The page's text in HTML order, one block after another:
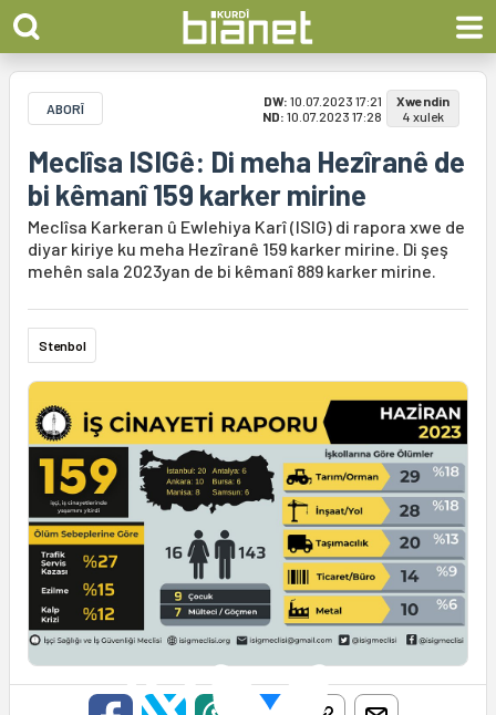
ABORÎ DW: 10.07.2023 17:21
ND: 10.07.2023 17:28
Xwendin
4 xulek
Meclîsa ISIGê: Di meha Hezîranê de
bi kêmanî 159 karker mirine
Meclîsa Karkeran û Ewlehiya Karî (ISIG) di rapora xwe de
diyar kiriye ku meha Hezîranê 159 karker mirine. Di şeş
mehên sala 2023yan de bi kêmanî 889 karker mirine.
Stenbol